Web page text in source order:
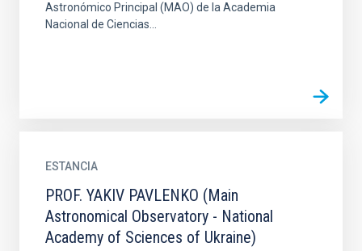
Astronómico Principal (MAO) de la Academia
Nacional de Ciencias...
ESTANCIA
PROF. YAKIV PAVLENKO (Main
Astronomical Observatory - National
Academy of Sciences of Ukraine)